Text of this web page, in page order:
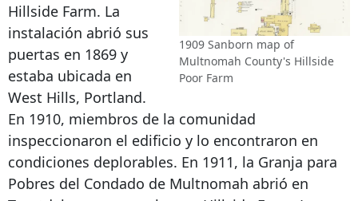
1909 Sanborn map of
Multnomah County's Hillside
Poor Farm
Hillside Farm. La
instalación abrió sus
puertas en 1869 y
estaba ubicada en
West Hills, Portland.
En 1910, miembros de la comunidad
inspeccionaron el edificio y lo encontraron en
condiciones deplorables. En 1911, la Granja para
Pobres del Condado de Multnomah abrió en